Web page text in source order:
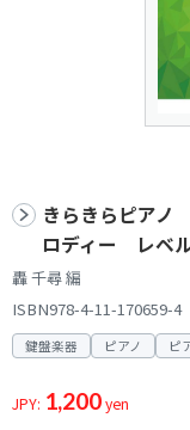
きらきらピア
ロディー レベ
轟 千尋 編
ISBN978-4-11-170659-4
鍵盤楽器 ピアノ ピ
JPY: 1,200yen